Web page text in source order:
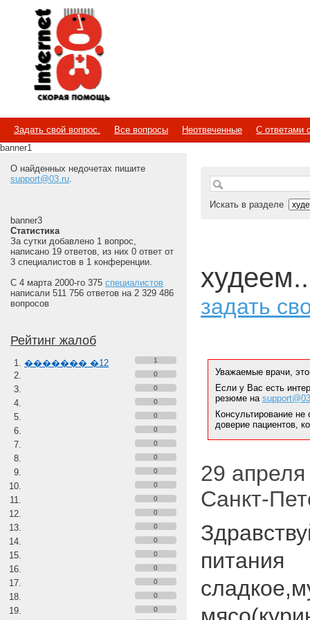
Internet
Скорая помощь
Задать свой вопрос. Все вопросы Неотвеченные
С ответами
banner1
О найденных недочетах пишите
support@03.ru.
banner3
Статистика
За сутки добавлено 1 вопрос,
написано 19 ответов, из них 0 ответ от
3 специалистов в 1 конференции.
С 4 марта 2000-го 375 специалистов
написали 511 756 ответов на 2 329 486
вопросов
Рейтинг жалоб
������� �12
1
0
0
0
0
0
0
0
0
0
0
0
0
0
0
0
0
0
0
Искать в разделе
задать
Уважаемые врачи,
Если у Вас есть
резюме на
Консультирование
доверие пациентов,
29
Санкт-
питания